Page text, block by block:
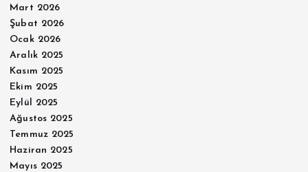
Mart 2026
Şubat 2026
Ocak 2026
Aralık 2025
Kasım 2025
Ekim 2025
Eylül 2025
Ağustos 2025
Temmuz 2025
Haziran 2025
Mayıs 2025